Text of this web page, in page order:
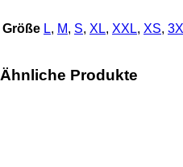
Größe L, M, S, XL, XXL, XS,
Ähnliche Produkte